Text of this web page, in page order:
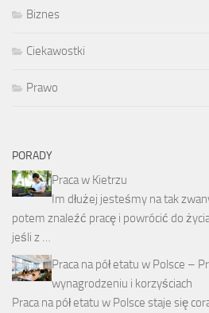
Biznes
Ciekawostki
Prawo
PORADY
Praca w Kietrzu
Im dłużej jesteśmy na tak
potem znaleźć pracę i powrócić do
jeśli z …
Praca na pół etatu w Polsce –
wynagrodzeniu i korzyściach
Praca na pół etatu w Polsce staje się